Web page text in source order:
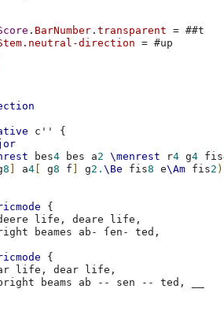
. BarNumber .transparent = ##t
. neutral-direction = #up
c''
{
bes4 bes a2 \menrest r4 g4 fis
8 a4 g8 f g2.\Be fis8 e\Am fis2 )
{
life , deare life ,
beames ab - ſen- ted ,
{
life , dear life ,
beams ab -- sen -- ted ,